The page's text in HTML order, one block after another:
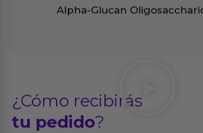
Alpha-Glucan
¿Cómo recibirás
tu pedido?